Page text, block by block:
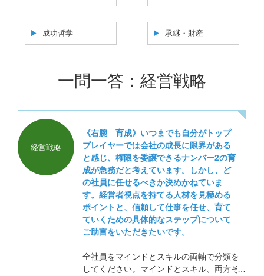
成功哲学 承継・財産
一問一答：経営戦略
経営戦略
《右腕 育成》いつまでも自分がトップ
プレイヤーでは会社の成長に限界がある
と感じ、権限を委譲できるナンバー2の育
成が急務だと考えています。しかし、ど
の社員に任せるべきか決めかねていま
す。経営者視点を持てる人材を見極める
ポイントと、信頼して仕事を任せ、育て
ていくための具体的なステップについて
ご助言をいただきたいです。
全社員をマインドとスキルの両軸で分類を
してください。マインドとスキル、両方そ